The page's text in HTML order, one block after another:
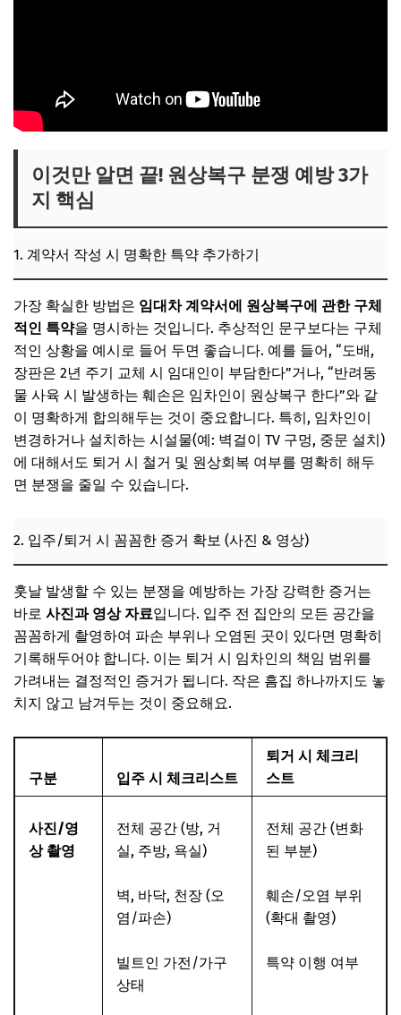
이것만 알면 끝! 원상복구 분쟁 예방 3가
지 핵심
1. 계약서 작성 시 명확한 특약 추가하기
가장 확실한 방법은 임대차 계약서에 원상복구에 관한 구체
적인 특약을 명시하는 것입니다. 추상적인 문구보다는 구체
적인 상황을 예시로 들어 두면 좋습니다. 예를 들어, “도배,
장판은 2년 주기 교체 시 임대인이 부담한다”거나, “반려동
물 사육 시 발생하는 훼손은 임차인이 원상복구 한다”와 같
이 명확하게 합의해두는 것이 중요합니다. 특히, 임차인이
변경하거나 설치하는 시설물(예: 벽걸이 TV 구멍, 중문 설치)
에 대해서도 퇴거 시 철거 및 원상회복 여부를 명확히 해두
면 분쟁을 줄일 수 있습니다.
2. 입주/퇴거 시 꼼꼼한 증거 확보 (사진 & 영상)
훗날 발생할 수 있는 분쟁을 예방하는 가장 강력한 증거는
바로 사진과 영상 자료입니다. 입주 전 집안의 모든 공간을
꼼꼼하게 촬영하여 파손 부위나 오염된 곳이 있다면 명확히
기록해두어야 합니다. 이는 퇴거 시 임차인의 책임 범위를
가려내는 결정적인 증거가 됩니다. 작은 흠집 하나까지도 놓
치지 않고 남겨두는 것이 중요해요.
구분 입주 시 체크리스트
퇴거 시 체크리
스트
사진/영
상 촬영
전체 공간 (방, 거
실, 주방, 욕실)
벽, 바닥, 천장 (오
염/파손)
빌트인 가전/가구
상태
전체 공간 (변화
된 부분)
훼손/오염 부위
(확대 촬영)
특약 이행 여부